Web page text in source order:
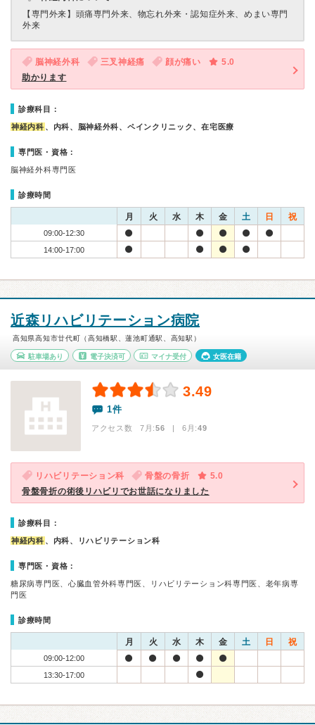
【専門外来】 頭痛専門外来、物忘れ外来・認知症外来、めまい専門
外来
脳神経外科 三叉神経痛 顔が痛い
5.0
助かります
診療科目：
神経内科 、内科、脳神経外科、ペインクリニック、在宅医療
専門医・資格：
脳神経外科専門医
診療時間
月 火 水 木 金 土 日 祝
09:00-12:30
14:00-17:00
近森リハビリテーション病院
高知県高知市廿代町（高知橋駅、蓮池町通駅、高知駅）
駐車場あり 電子決済可 マイナ受付 女医在籍
3.49
1件
アクセス数 7月:56 | 6月:49
リハビリテーション科 骨盤の骨折
5.0
骨盤骨折の術後リハビリでお世話になりました
診療科目：
神経内科 、内科、リハビリテーション科
専門医・資格：
糖尿病専門医、心臓血管外科専門医、リハビリテーション科専門医、老年病専
門医
診療時間
月 火 水 木 金 土 日 祝
09:00-12:00
13:30-17:00